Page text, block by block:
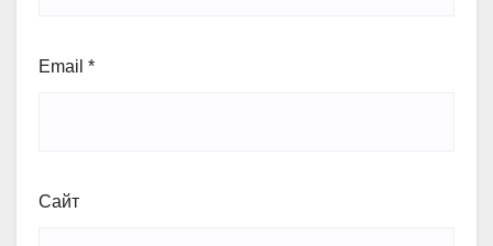
Email *
Сайт